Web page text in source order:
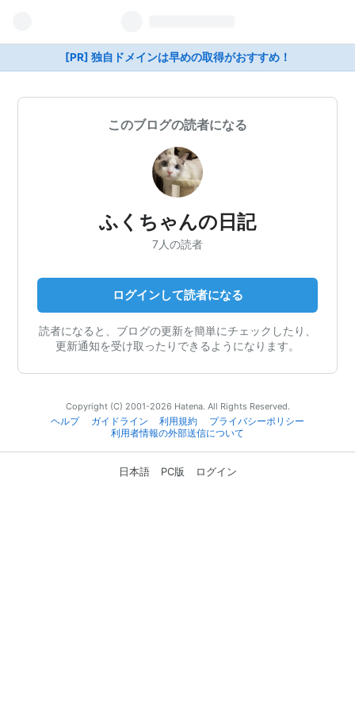
[PR] 独自ドメインは早めの取得がおすすめ！
このブログの読者になる
ふくちゃんの日記
7人の読者
ログインして読者になる
読者になると、ブログの更新を簡単にチェックしたり、
更新通知を受け取ったりできるようになります。
Copyright (C) 2001-2026 Hatena. All Rights Reserved.
ヘルプ
ガイドライン 利用規約
プライバシーポリシー
利用者情報の外部送信について
日本語 PC版 ログイン